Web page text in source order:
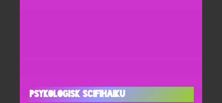
Psykologisk scifihaiku